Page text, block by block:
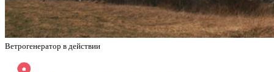
Ветрогенератор в действии